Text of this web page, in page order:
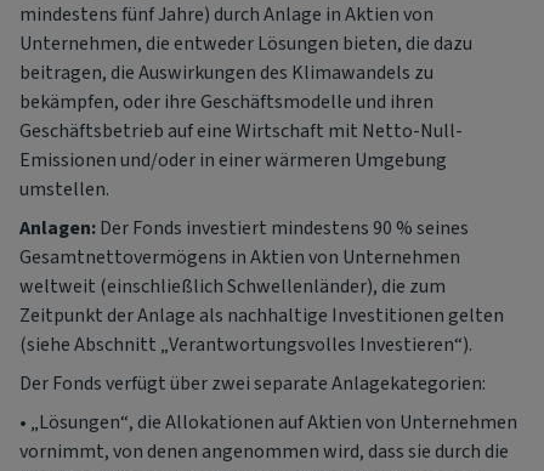
mindestens fünf Jahre) durch Anlage in Aktien von
Unternehmen, die entweder Lösungen bieten, die dazu
beitragen, die Auswirkungen des Klimawandels zu
bekämpfen, oder ihre Geschäftsmodelle und ihren
Geschäftsbetrieb auf eine Wirtschaft mit Netto-Null-
Emissionen und/oder in einer wärmeren Umgebung
umstellen.
Anlagen:Der Fonds investiert mindestens 90 % seines
Gesamtnettovermögens in Aktien von Unternehmen
weltweit (einschließlich Schwellenländer), die zum
Zeitpunkt der Anlage als nachhaltige Investitionen gelten
(siehe Abschnitt „Verantwortungsvolles Investieren“).
Der Fonds verfügt über zwei separate Anlagekategorien:
• „Lösungen“, die Allokationen auf Aktien von Unternehmen
vornimmt, von denen angenommen wird, dass sie durch die